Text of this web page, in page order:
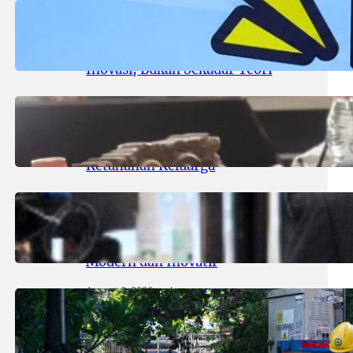
Udinus Tantang Pemkot Kediri:
Sulap Kota Jadi Laboratorium
Inovasi, Bukan Sekadar Teori
August 8, 2026.areknews
Komisi D Minta Pemkot Perkuat
Perlindungan Anak dan
Ketahanan Keluarga
Komisi B Dorong Jajaran Direksi
Baru PAM Surya Sembada Lebih
Modern dan Inovatif
August 6, 2026.areknews
Menjaga Terang Kemerdekaan RI,
PLN UP3 Surabaya Selatan KOPI